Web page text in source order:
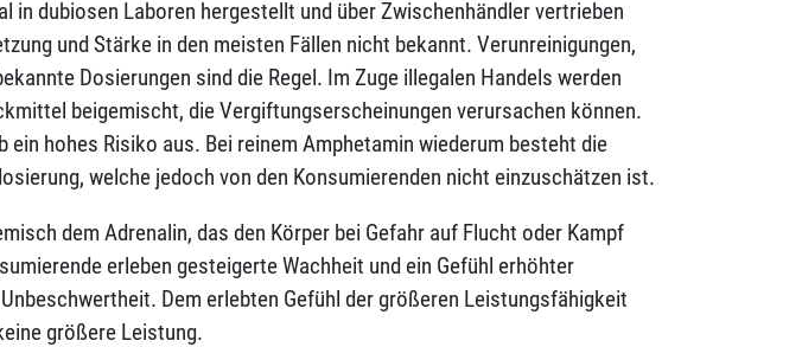
in dubiosen Laboren hergestellt und über Zwischenhändler vertrieben
und Stärke in den meisten Fällen nicht bekannt. Verunreinigungen,
Dosierungen sind die Regel. Im Zuge illegalen Handels werden
beigemischt, die Vergiftungserscheinungen verursachen können.
ein hohes Risiko aus. Bei reinem Amphetamin wiederum besteht die
welche jedoch von den Konsumierenden nicht einzuschätzen ist.
dem Adrenalin, das den Körper bei Gefahr auf Flucht oder Kampf
erleben gesteigerte Wachheit und ein Gefühl erhöhter
Dem erlebten Gefühl der größeren Leistungsfähigkeit
größere Leistung.